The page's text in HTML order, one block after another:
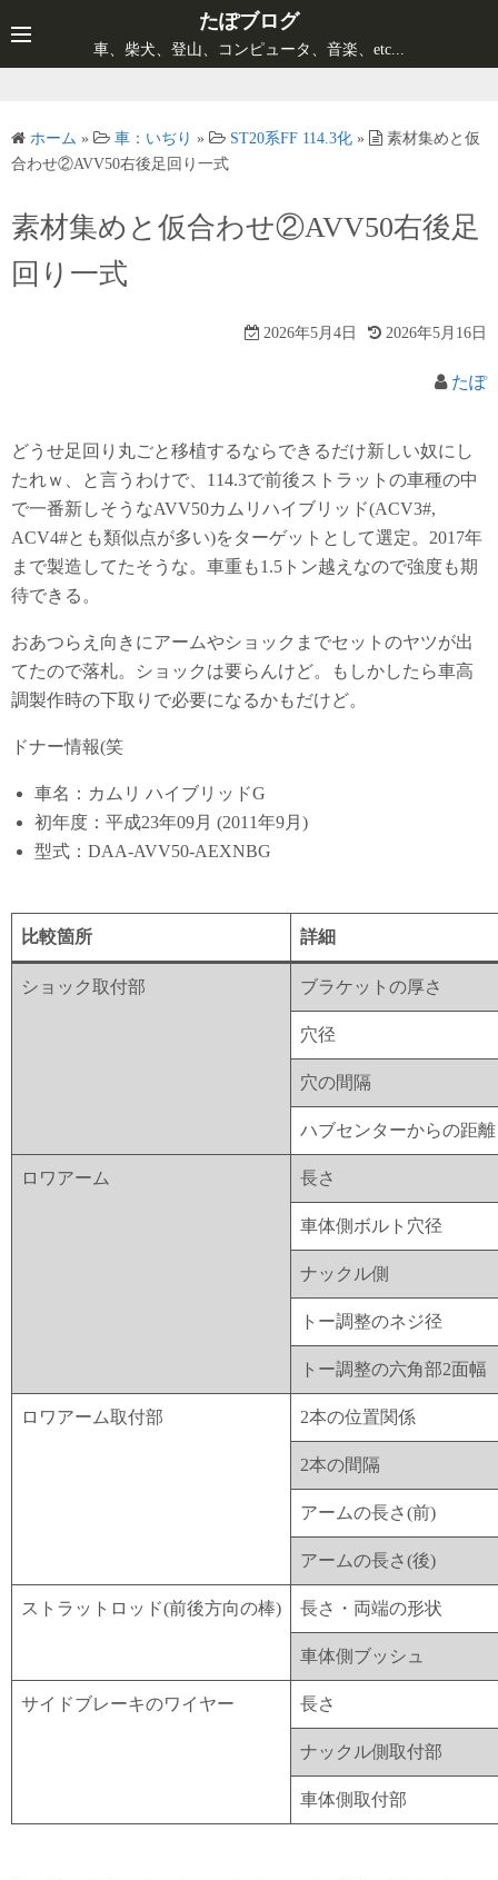
ン
テ
へ
キ
ッ
たぽブログ
車、柴犬、登山、コンピュータ、音楽、etc...
ホーム » 車：いぢり » ST20系FF 114.3化 »
素材集めと仮
合わせ②AVV50右後足回り一式
素材集めと仮合わせ②AVV50右後足
回り一式
2026年5月4日 2026年5月16日
たぽ
どうせ足回り丸ごと移植するならできるだけ新しい奴にし
たれｗ、と言うわけで、114.3で前後ストラットの車種の中
で一番新しそうなAVV50カムリハイブリッド(ACV3#,
ACV4#とも類似点が多い)をターゲットとして選定。2017年
まで製造してたそうな。車重も1.5トン越えなので強度も期
待できる。
おあつらえ向きにアームやショックまでセットのヤツが出
てたので落札。ショックは要らんけど。もしかしたら車高
調製作時の下取りで必要になるかもだけど。
ドナー情報(笑
車名：カムリ ハイブリッドG
初年度：平成23年09月 (2011年9月)
型式：DAA-AVV50-AEXNBG
比較箇所 詳細
ショック取付部 ブラケットの厚さ
穴径
穴の間隔
ハブセンターからの距離
ロワアーム 長さ
車体側ボルト穴径
ナックル側
トー調整のネジ径
トー調整の六角部2面幅
ロワアーム取付部 2本の位置関係
2本の間隔
アームの長さ(前)
アームの長さ(後)
ストラットロッド(前後方向の棒) 長さ・両端の形状
車体側ブッシュ
サイドブレーキのワイヤー 長さ
ナックル側取付部
車体側取付部